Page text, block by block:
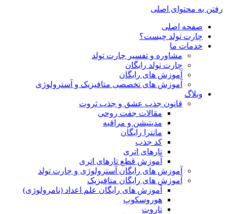
رفتن به محتوای اصلی
صفحه اصلی
چارت تولد چیست؟
خدمات ما
مشاوره و تفسیر چارت تولد
چارت تولد رایگان
آموزش های رایگان
آموزش های تخصصی متافیزیک و آسترولوژی
وبلاگ
قانون جذب عشق و جذب ثروت
مقالات جفت روحی
مدیتیشن و مراقبه
مانترا رایگان
کد جذب
تارهای اتری
آموزش قطع تارهای اتری
آموزش های رایگان آسترولوژی و چارت تولد
آموزش های رایگان متافیزیک
آموزش های رایگان علم اعداد (نامرولوژی)
هوروسکوپ
تاروت